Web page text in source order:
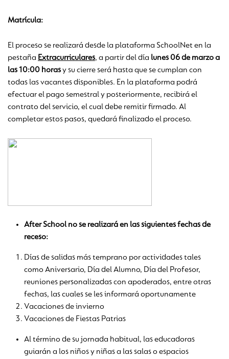
Matrícula:
El proceso se realizará desde la plataforma SchoolNet en la
pestaña Extracurriculares, a partir del día lunes 06 de marzo a
las 10:00 horasy su cierre será hasta que se cumplan con
todas las vacantes disponibles. En la plataforma podrá
efectuar el pago semestral y posteriormente, recibirá el
contrato del servicio, el cual debe remitir firmado. Al
completar estos pasos, quedará finalizado el proceso.
After School no se realizará en las siguientes fechas de
receso:
Días de salidas más temprano por actividades tales
como Aniversario, Día del Alumno, Día del Profesor,
reuniones personalizadas con apoderados, entre otras
fechas, las cuales se les informará oportunamente
Vacaciones de invierno
Vacaciones de Fiestas Patrias
Al término de su jornada habitual, las educadoras
guiarán a los niños y niñas a las salas o espacios